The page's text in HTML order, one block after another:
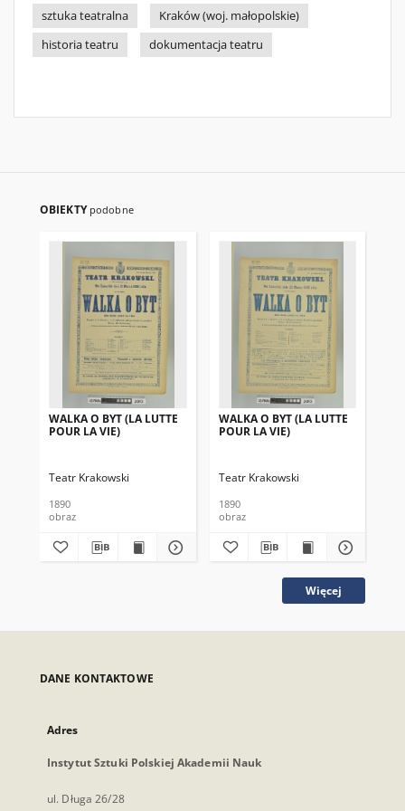
sztuka teatralna
Kraków (woj. małopolskie)
historia teatru
dokumentacja teatru
OBIEKTY podobne
WALKA O BYT (LA LUTTE
POUR LA VIE)
Teatr Krakowski
1890
obraz
WALKA O BYT (LA LUTTE
POUR LA VIE)
Teatr Krakowski
1890
obraz
Więcej
DANE KONTAKTOWE
Adres
Instytut Sztuki Polskiej Akademii Nauk
ul. Długa 26/28